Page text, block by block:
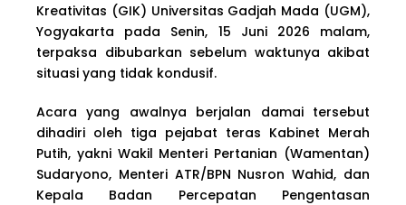
Kreativitas (GIK) Universitas Gadjah Mada (UGM),
Yogyakarta pada Senin, 15 Juni 2026 malam,
terpaksa dibubarkan sebelum waktunya akibat
situasi yang tidak kondusif.
Acara yang awalnya berjalan damai tersebut
dihadiri oleh tiga pejabat teras Kabinet Merah
Putih, yakni Wakil Menteri Pertanian (Wamentan)
Sudaryono, Menteri ATR/BPN Nusron Wahid, dan
Kepala Badan Percepatan Pengentasan